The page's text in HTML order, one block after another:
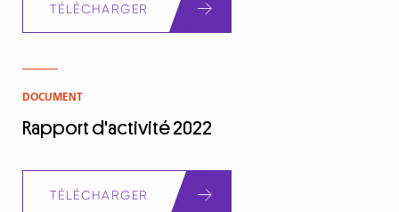
TÉLÉCHARGER
DOCUMENT
Rapport d'activité 2022
TÉLÉCHARGER